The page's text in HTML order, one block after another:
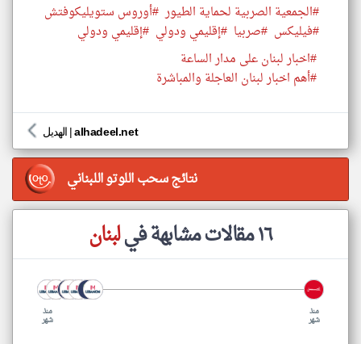
#الجمعية الصربية لحماية الطيور #أوروس ستويليكوفتش
#فيليكس #صربيا #إقليمي ودولي #إقليمي ودولي
#اخبار لبنان على مدار الساعة
#أهم اخبار لبنان العاجلة والمباشرة
الهديل |alhadeel.net
نتائج سحب اللوتو اللبناني
١٦ مقالات مشابهة في لبنان
منذ
شهر
منذ
شهر